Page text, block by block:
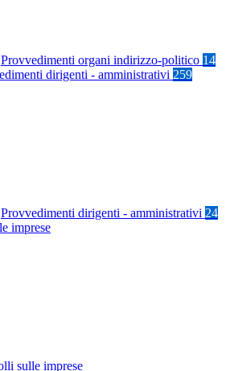
Provvedimenti organi indirizzo-politico 14
dirigenti - amministrativi 259
Provvedimenti dirigenti - amministrativi 24
imprese
sulle imprese